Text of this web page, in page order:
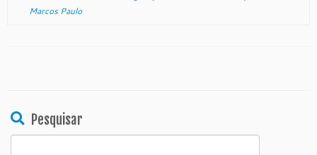
Marcos Paulo
Pesquisar